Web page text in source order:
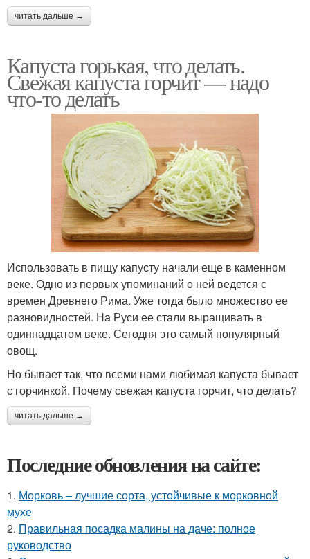
читать дальше →
Капуста горькая, что делать.
Свежая капуста горчит — надо
что-то делать
Использовать в пищу капусту начали еще в каменном
веке. Одно из первых упоминаний о ней ведется с
времен Древнего Рима. Уже тогда было множество ее
разновидностей. На Руси ее стали выращивать в
одиннадцатом веке. Сегодня это самый популярный
овощ.
Но бывает так, что всеми нами любимая капуста бывает
с горчинкой. Почему свежая капуста горчит, что делать?
читать дальше →
Последние обновления на сайте:
1. Морковь – лучшие сорта, устойчивые к морковной
мухе
2. Правильная посадка малины на даче: полное
руководство